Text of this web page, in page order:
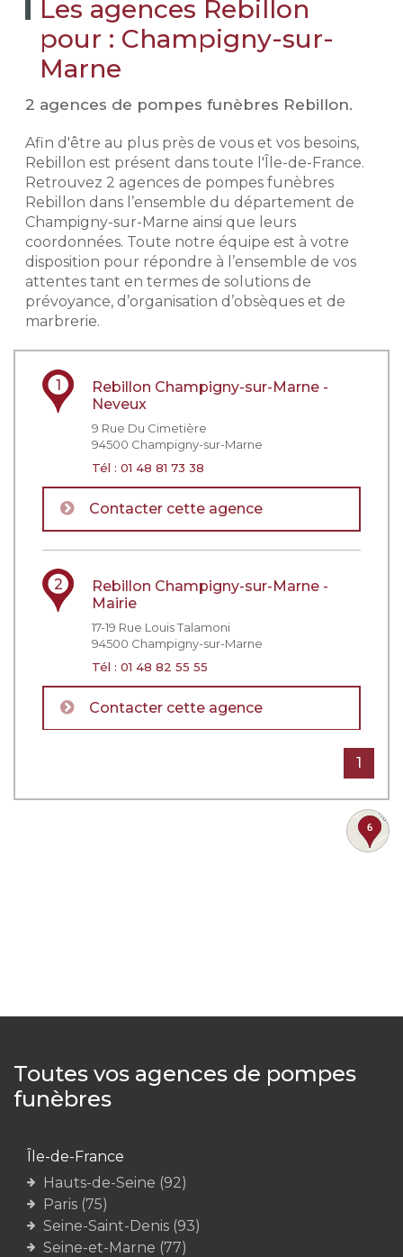
Les agences Rebillon
pour : Champigny-sur-
Marne
2 agences de pompes funèbres Rebillon.
Afin d'être au plus près de vous et vos besoins,
Rebillon est présent dans toute l'Île-de-France.
Retrouvez 2 agences de pompes funèbres
Rebillon dans l’ensemble du département de
Champigny-sur-Marne ainsi que leurs
coordonnées. Toute notre équipe est à votre
disposition pour répondre à l’ensemble de vos
attentes tant en termes de solutions de
prévoyance, d’organisation d’obsèques et de
marbrerie.
1
Rebillon Champigny-sur-Marne -
Neveux
9 Rue Du Cimetière
94500 Champigny-sur-Marne
Tél : 01 48 81 73 38
Contacter cette agence
2
Rebillon Champigny-sur-Marne -
Mairie
17-19 Rue Louis Talamoni
94500 Champigny-sur-Marne
Tél : 01 48 82 55 55
Contacter cette agence
1
Toutes vos agences de pompes
funèbres
Île-de-France
Hauts-de-Seine (92)
Paris (75)
Seine-Saint-Denis (93)
Seine-et-Marne (77)